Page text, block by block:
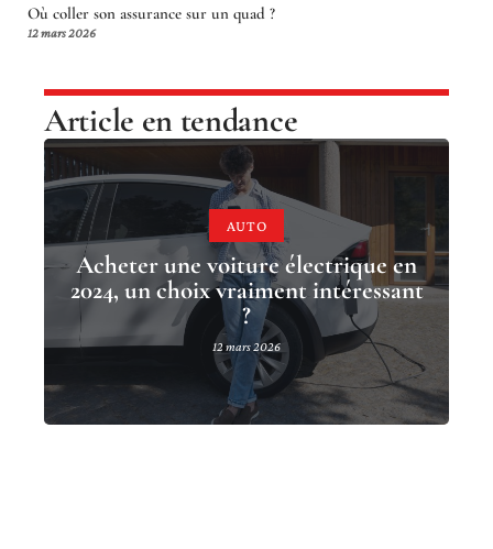
Où coller son assurance sur un quad ?
12 mars 2026
Article en tendance
AUTO
Acheter une voiture électrique en
2024, un choix vraiment intéressant
?
12 mars 2026